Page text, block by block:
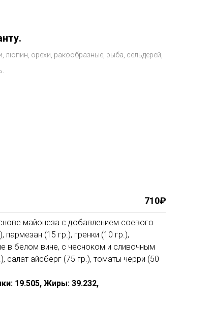
орехи, ракообразные, рыба, сельдерей,
710₽
майонеза с добавлением соевого
(15 гр.), гренки (10 гр.),
в белом вине, с чесноком и сливочным
салат айсберг (75 гр.), томаты черри (50
19.505, Жиры: 39.232,